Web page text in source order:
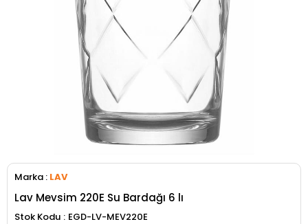
Marka : LAV
Lav Mevsim 220E Su Bardağı 6 lı
Stok Kodu
EGD-LV-MEV220E